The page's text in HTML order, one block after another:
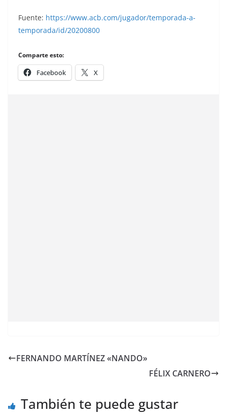
Fuente: https://www.acb.com/jugador/temporada-a-
temporada/id/20200800
Comparte esto:
Facebook X
FERNANDO MARTÍNEZ «NANDO»
FÉLIX CARNERO
También te puede gustar